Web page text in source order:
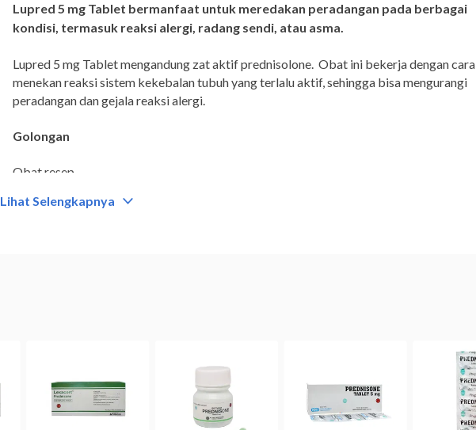
Lupred 5 mg Tablet bermanfaat untuk meredakan peradangan pada berbagai
kondisi, termasuk reaksi alergi, radang sendi, atau asma.
Lupred 5 mg Tablet mengandung zat aktif prednisolone. Obat ini bekerja dengan cara
menekan reaksi sistem kekebalan tubuh yang terlalu aktif, sehingga bisa mengurangi
peradangan dan gejala reaksi alergi.
Golongan
Obat resep
Kategori
Dewasa
Trimester kedua dan ketiga kehamilan
Lihat Selengkapnya